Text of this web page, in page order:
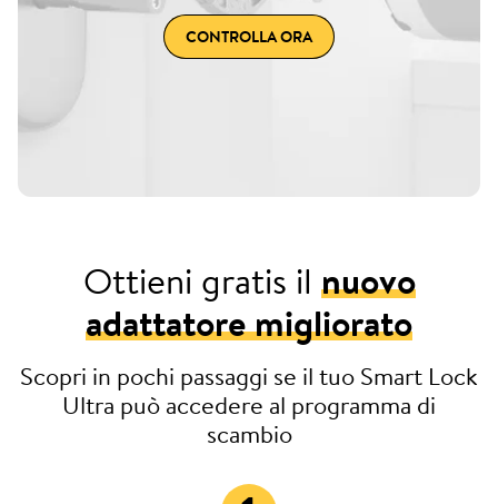
CONTROLLA ORA
Ottieni gratis il nuovo
adattatore migliorato
Scopri in pochi passaggi se il tuo Smart Lock
Ultra può accedere al programma di
scambio